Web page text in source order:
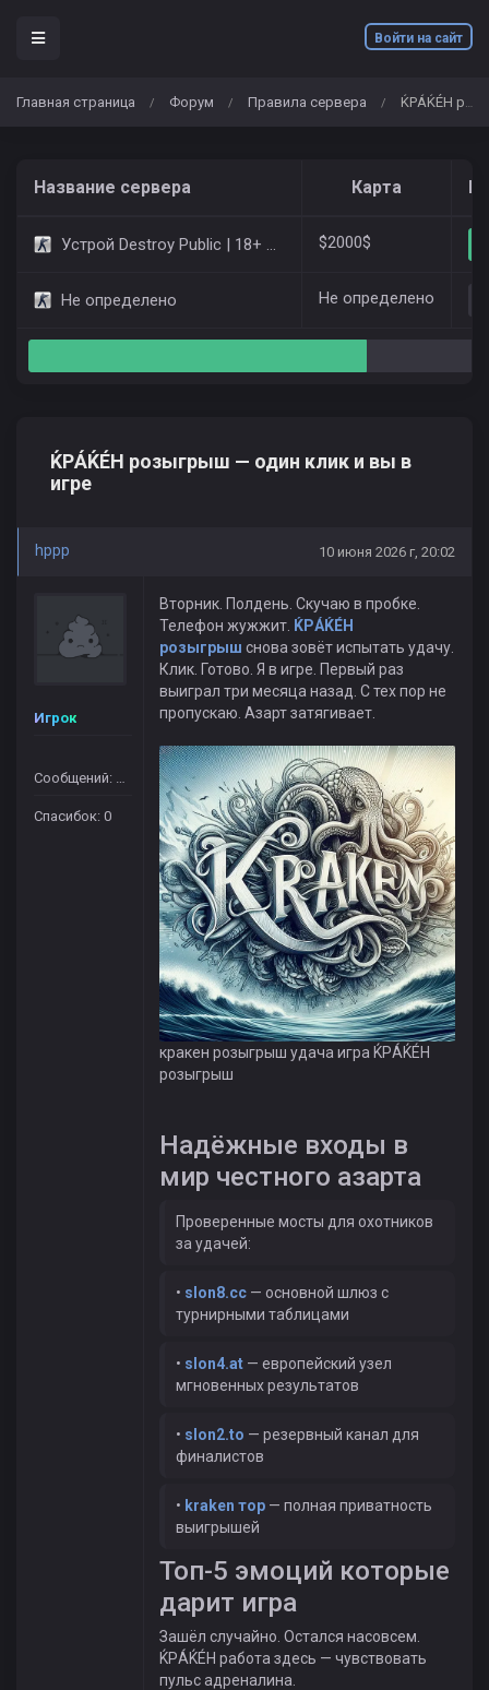
Войти на сайт
Главная страница / Форум / Правила сервера / ЌРÁЌÉH розыгрыш — один клик и вы в игре
Название сервера Карта
Устрой Destroy Public | 18+ Only Dust2 $2000$
Не определено Не определено
ЌРÁЌÉH розыгрыш — один клик и вы в
игре
hppp 10 июня 2026 г, 20:02
Игрок
Сообщений: 364
Спасибок: 0
Вторник. Полдень. Скучаю в пробке.
Телефон жужжит. ЌРÁЌÉH
розыгрыш снова зовёт испытать удачу.
Клик. Готово. Я в игре. Первый раз
выиграл три месяца назад. С тех пор не
пропускаю. Азарт затягивает.
кракен розыгрыш удача игра ЌРÁЌÉH
розыгрыш
Надёжные входы в
мир честного азарта
Проверенные мосты для охотников
за удачей:
• slon8.cc — основной шлюз с
турнирными таблицами
• slon4.at — европейский узел
мгновенных результатов
• slon2.to — резервный канал для
финалистов
• kraken тор — полная приватность
выигрышей
Топ-5 эмоций которые
дарит игра
Зашёл случайно. Остался насовсем.
ЌРÁЌÉH работа здесь — чувствовать
пульс адреналина.